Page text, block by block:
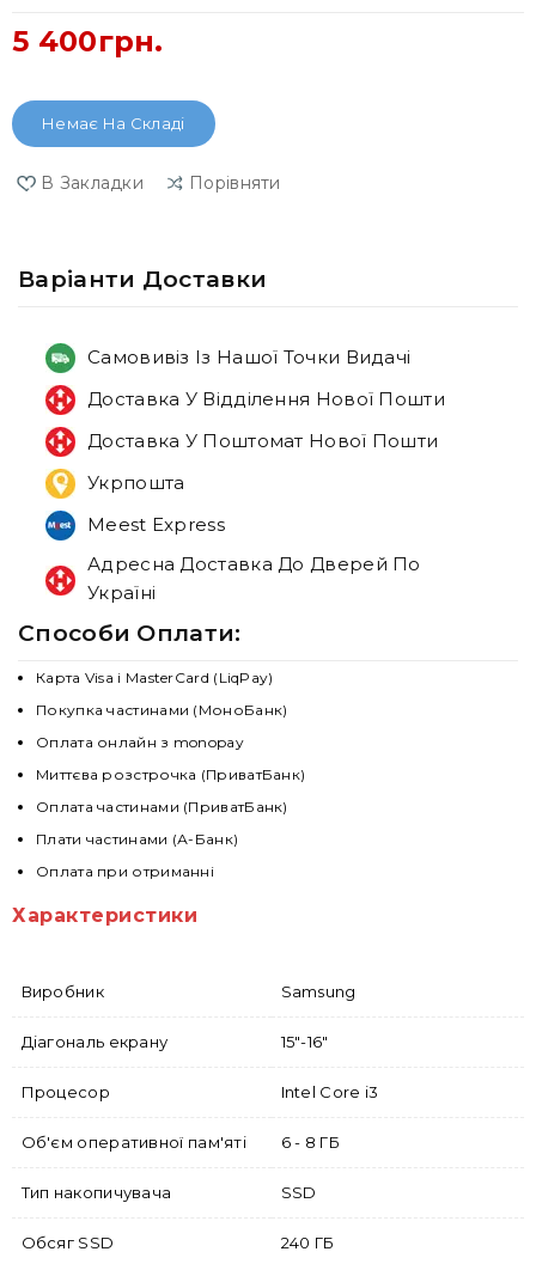
5 400грн.
Немає На Складі
В Закладки Порівняти
Варiанти Доставки
Самовивіз Із Нашої Точки Видачі
Доставка У Відділення Нової Пошти
Доставка У Поштомат Нової Пошти
Укрпошта
Meest Express
Адресна Доставка До Дверей По
Україні
Способи Оплати:
Карта Visa і MasterCard (LiqPay)
Покупка частинами (МоноБанк)
Оплата онлайн з monopay
Миттєва розстрочка (ПриватБанк)
Оплата частинами (ПриватБанк)
Плати частинами (А-Банк)
Оплата при отриманні
Характеристики
Виробник Samsung
Діагональ екрану 15"-16"
Процесор Intel Core i3
Об'єм оперативної пам'яті 6 - 8 ГБ
Тип накопичувача SSD
Обсяг SSD 240 ГБ